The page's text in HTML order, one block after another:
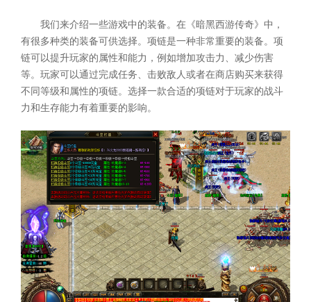
我们来介绍一些游戏中的装备。在《暗黑西游传奇》中，
有很多种类的装备可供选择。项链是一种非常重要的装备。项
链可以提升玩家的属性和能力，例如增加攻击力、减少伤害
等。玩家可以通过完成任务、击败敌人或者在商店购买来获得
不同等级和属性的项链。选择一款合适的项链对于玩家的战斗
力和生存能力有着重要的影响。